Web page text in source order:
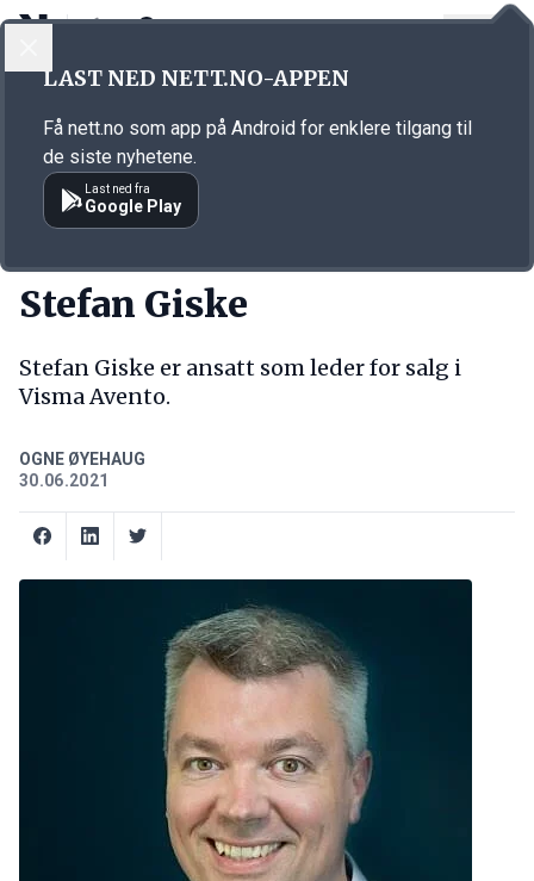
Annonsørinnhold
Stefan Giske
Stefan Giske er ansatt som leder for salg i
Visma Avento.
OGNE ØYEHAUG
30.06.2021
LAST NED NETT.NO-APPEN
Få nett.no som app på Android for enklere tilgang til
de siste nyhetene.
Last ned fra
Google Play